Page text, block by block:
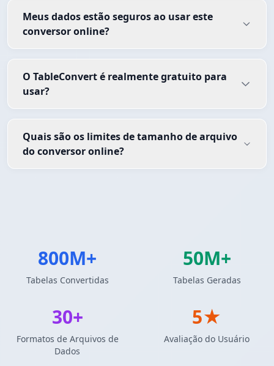
Meus dados estão seguros ao usar este
conversor online?
O TableConvert é realmente gratuito para
usar?
Quais são os limites de tamanho de arquivo
do conversor online?
800M+
Tabelas Convertidas
50M+
Tabelas Geradas
30+
Formatos de Arquivos de
Dados
5★
Avaliação do Usuário